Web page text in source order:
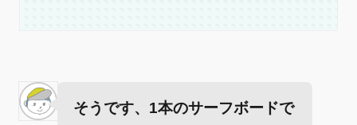
そうです、1本のサーフボードで